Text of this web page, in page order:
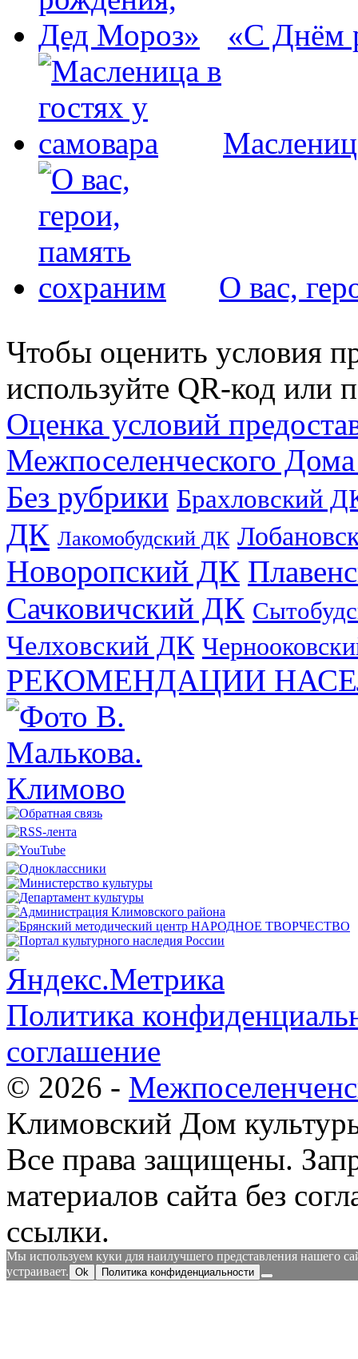
«С Днём
О вас,
Чтобы оценить условия
используйте QR-код или
Оценка условий
Межпоселенческого
Без рубрики Брахловский
ДК Лакомобудский ДК
Новоропский ДК
Сачковичский ДК
Челховский ДК
РЕКОМЕНДАЦИИ
Политика
соглашение
© 2026 -
Климовский Дом
Все права защищены.
материалов сайта без
ссылки.
Мы используем куки для наилучшего представления нашего
устраивает. Ok Политика конфиденциальности